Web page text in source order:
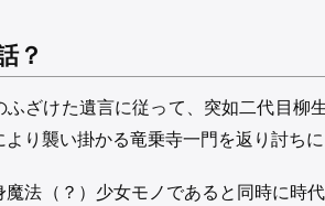
？
ふざけた遺言に従って、突如二代目柳
り襲い掛かる竜乗寺一門を返り討ちに
魔法（？）少女モノであると同時に時